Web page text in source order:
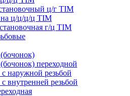
ц/г TIM
ц/ц/ц/ц TIM
г/ц TIM
переходной
наружной резьбой
внутренней резьбой